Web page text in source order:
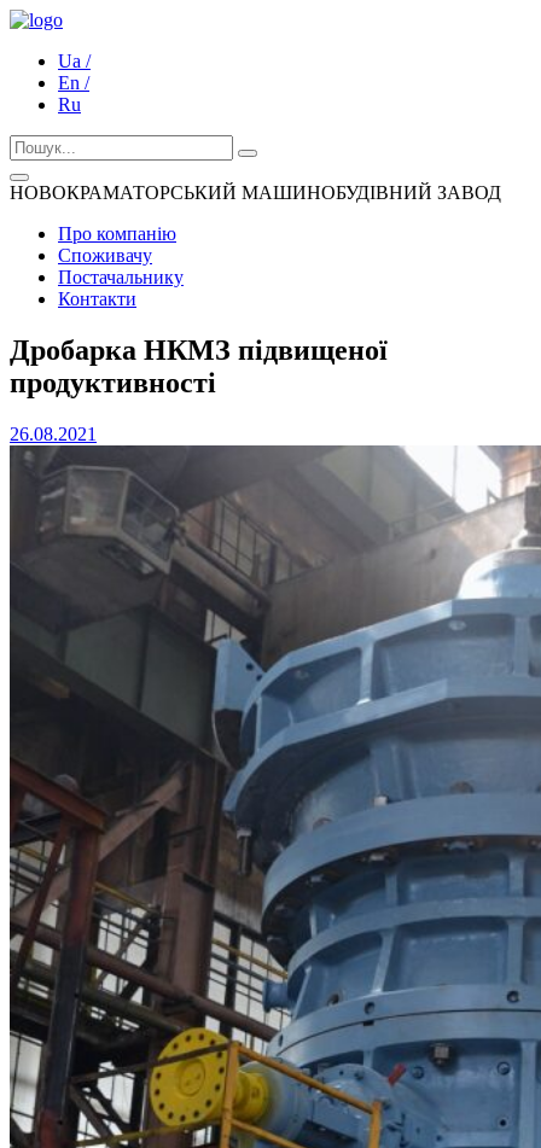
Ua /
En /
Ru
НОВОКРАМАТОРСЬКИЙ МАШИНОБУДІВНИЙ ЗАВОД
Про компанію
Споживачу
Постачальнику
Контакти
Дробарка НКМЗ підвищеної
продуктивності
26.08.2021